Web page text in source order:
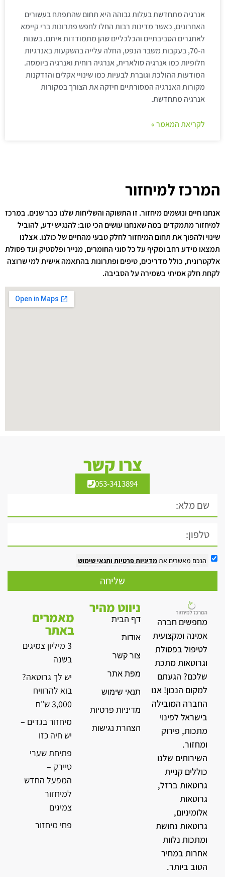
אנרגיה מתחדשת בעלות גבוהה היא תחום שהתפתח בעשורים
האחרונים, כאשר מדינות רבות החלו לחפש פתרונות ברי קיימא
לאתגרים הסביבתיים והכלכליים שהן מתמודדות איתם. בשנות
ה-70, בעקבות משבר הנפט, החלה עלייה בהשקעות באנרגיות
חלופיות כמו אנרגיה סולארית, אנרגיה רוחית ואנרגיה ביומסה.
המודעות ההולכת וגוברת לבעיות כמו שינויי אקלים והזדקנות
מקורות האנרגיה המסורתיים חיזקה את הצורך במקורות
אנרגיה מתחדשת.
לקריאת המאמר »
המרכז למיחזור
אנחנו חיים ונושמים מיחזור. זו התשוקה והשליחות שלנו כבר שנים. במרכז
למיחזור מתמקדים במה שאנחנו עושים הכי טוב: להנגיש ידע, להוביל
שינוי ולהפוך את תחום המיחזור לחלק טבעי מהחיים של כולנו. אצלנו
תמצאו מידע רחב ומקיף על כל סוגי החומרים, מנייר ופלסטיק ועד פסולת
אלקטרונית, כולל מדריכים, טיפים ופתרונות בהתאמה אישית למי שרוצה
לקחת חלק אמיתי בשמירה על הסביבה.
צרו קשר
053-3413894
הנכם מאשרים אתמדיניות פרטיות ותנאי שימוש
שליחה
מחפשים חברה
אמינה ומקצועית
לטיפול בפסולת
וגרוטאות מתכת
שלכם? הגעתם
למקום הנכון! אנו
החברה המובילה
בישראל לפינוי
מתכות, פירוק
ומחזור.
השירותים שלנו
כוללים קניית
גרוטאות ברזל,
גרוטאות
אלומיניום,
גרוטאות נחושת
ומתכות נלוות
אחרות במחיר
הטוב ביותר.
ניווט מהיר
דף הבית
אודות
צור קשר
מפת אתר
תנאי שימוש
מדיניות פרטיות
הצהרת נגישות
מאמרים
באתר
3 מיליון צמיגים
בשנה
יש לך גרוטאה?
בוא להרוויח
3,000 ש"ח
מיחזור בגדים –
יש חיה כזו
פתיחת שערי
טיירק –
המפעל החדש
למיחזור
צמיגים
פחי מיחזור